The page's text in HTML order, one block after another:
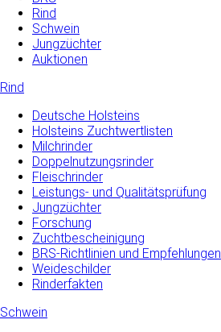
Rind
Schwein
Jungzüchter
Auktionen
Rind
Deutsche Holsteins
Holsteins Zuchtwertlisten
Milchrinder
Doppelnutzungsrinder
Fleischrinder
Leistungs- und Qualitätsprüfung
Jungzüchter
Forschung
Zuchtbescheinigung
BRS-Richtlinien und Empfehlungen
Weideschilder
Rinderfakten
Schwein